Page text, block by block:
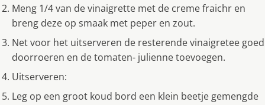
Meng 1/4 van de vinaigrette met de creme fraichr en
breng deze op smaak met peper en zout.
Net voor het uitserveren de resterende vinaigretee goed
doorroeren en de tomaten- julienne toevoegen.
Uitserveren:
Leg op een groot koud bord een klein beetje gemengde